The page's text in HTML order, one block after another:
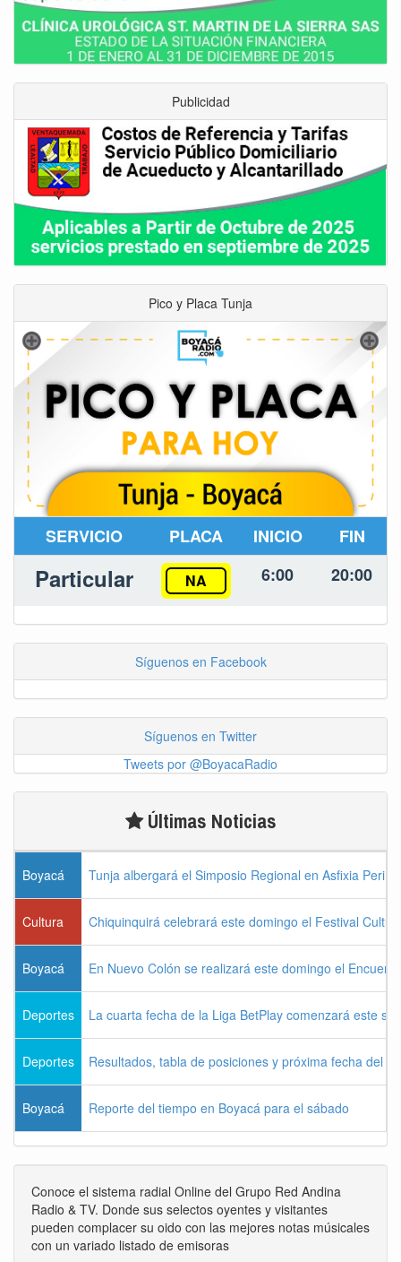
Publicidad
Pico y Placa Tunja
SERVICIO PLACA INICIO FIN
Particular NA 6:00 20:00
Síguenos en Facebook
Síguenos en Twitter
Tweets por @BoyacaRadio
Últimas Noticias
Boyacá Tunja albergará el Simposio Regional en Asfixia
Cultura Chiquinquirá celebrará este domingo el Festival
Boyacá En Nuevo Colón se realizará este domingo el
Deportes La cuarta fecha de la Liga BetPlay comenzará este
Deportes Resultados, tabla de posiciones y próxima fecha del
Boyacá Reporte del tiempo en Boyacá para el sábado
Conoce el sistema radial Online del Grupo Red Andina
Radio & TV. Donde sus selectos oyentes y visitantes
pueden complacer su oido con las mejores notas músicales
con un variado listado de emisoras